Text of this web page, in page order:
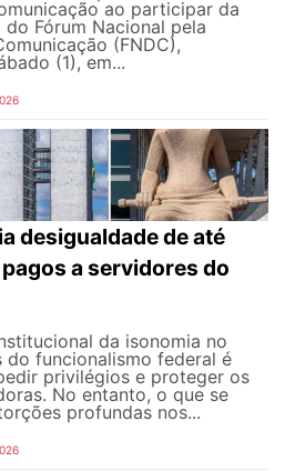
ao participar da
do Fórum Nacional pela
(FNDC),
(1), em...
desigualdade de até
a servidores do
da isonomia no
funcionalismo federal é
privilégios e proteger os
No entanto, o que se
profundas nos...